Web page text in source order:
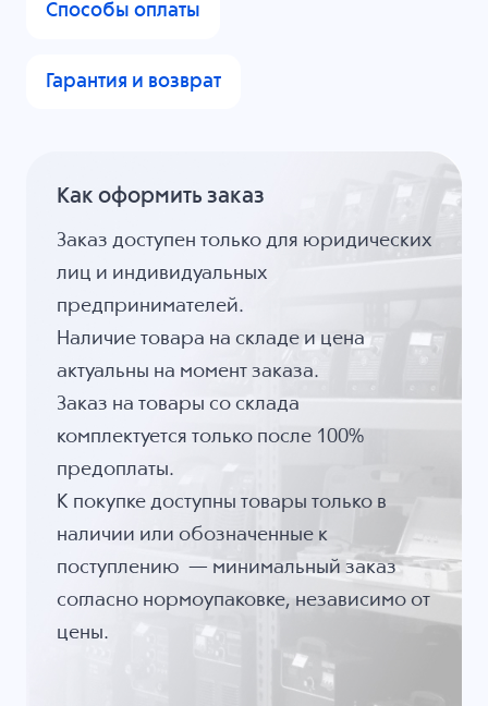
Способы оплаты
Гарантия и возврат
Как оформить заказ
Заказ доступен только для юридических
лиц и индивидуальных
предпринимателей.
Наличие товара на складе и цена
актуальны на момент заказа.
Заказ на товары со склада
комплектуется только после 100%
предоплаты.
К покупке доступны товары только в
наличии или обозначенные к
поступлению — минимальный заказ
согласно нормоупаковке, независимо от
цены.